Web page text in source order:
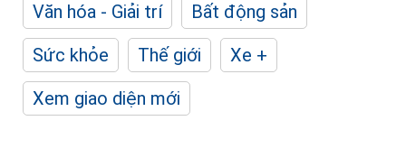
Văn hóa - Giải trí
Bất động sản
Sức khỏe
Thế giới
Xe +
Xem giao diện mới